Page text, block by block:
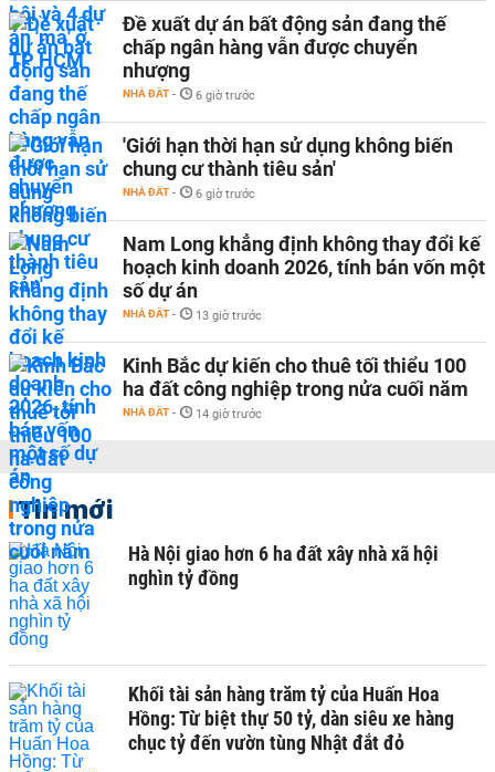
Đề xuất dự án bất động sản đang thế
chấp ngân hàng vẫn được chuyển
nhượng
NHÀ ĐẤT - 6 giờ trước
'Giới hạn thời hạn sử dụng không biến
chung cư thành tiêu sản'
NHÀ ĐẤT - 6 giờ trước
Nam Long khẳng định không thay đổi kế
hoạch kinh doanh 2026, tính bán vốn một
số dự án
NHÀ ĐẤT - 13 giờ trước
Kinh Bắc dự kiến cho thuê tối thiểu 100
ha đất công nghiệp trong nửa cuối năm
NHÀ ĐẤT - 14 giờ trước
Tin mới
Hà Nội giao hơn 6 ha đất xây nhà xã hội
nghìn tỷ đồng
Khối tài sản hàng trăm tỷ của Huấn Hoa
Hồng: Từ biệt thự 50 tỷ, dàn siêu xe hàng
chục tỷ đến vườn tùng Nhật đắt đỏ